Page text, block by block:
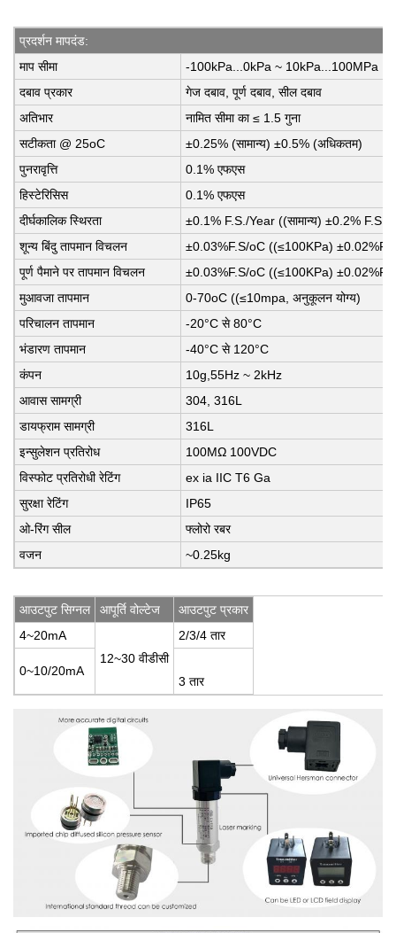
प्रदर्शन मापदंड:
माप सीमा
-100kPa...0kPa ~ 10kPa...100MPa
दबाव प्रकार
गेज दबाव, पूर्ण दबाव, सील दबाव
अतिभार
नामित सीमा का ≤ 1.5 गुना
सटीकता @ 25oC
±0.25% (सामान्य) ±0.5% (अधिकतम)
पुनरावृत्ति
0.1% एफएस
हिस्टेरिसिस
0.1% एफएस
दीर्घकालिक स्थिरता
±0.1% F.S./Year ((सामान्य) ±0.2%
शून्य बिंदु तापमान विचलन
±0.03%F.S/oC ((≤100KPa)
पूर्ण पैमाने पर तापमान विचलन
±0.03%F.S/oC ((≤100KPa)
मुआवजा तापमान
0-70oC ((≤10mpa, अनुकूलन योग्य)
परिचालन तापमान
-20°C से 80°C
भंडारण तापमान
-40°C से 120°C
कंपन
10g,55Hz ~ 2kHz
आवास सामग्री
304, 316L
डायफ्राम सामग्री
316L
इन्सुलेशन प्रतिरोध
100MΩ 100VDC
विस्फोट प्रतिरोधी रेटिंग
ex ia IIC T6 Ga
सुरक्षा रेटिंग
IP65
ओ-रिंग सील
फ्लोरो रबर
वजन
~0.25kg
आउटपुट सिग्नल आपूर्ति वोल्टेज
आउटपुट प्रकार
4~20mA
12~30 वीडीसी
2/3/4 तार
0~10/20mA
3 तार